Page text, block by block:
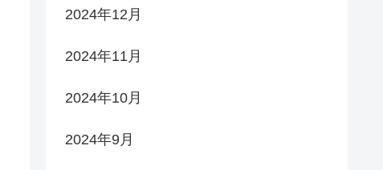
2024年12月
2024年11月
2024年10月
2024年9月